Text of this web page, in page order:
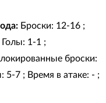
Броски: 12-16 ;
Голы: 1-1 ;
броски:
7 ; Время в атаке: - ;